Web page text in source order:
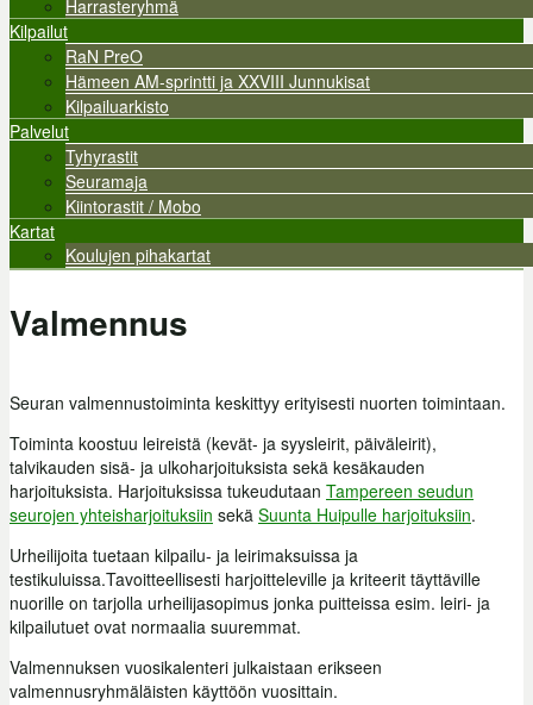
Harrasteryhmä
Kilpailut
RaN PreO
Hämeen AM-sprintti ja XXVIII Junnukisat
Kilpailuarkisto
Palvelut
Tyhyrastit
Seuramaja
Kiintorastit / Mobo
Kartat
Koulujen pihakartat
Valmennus
Seuran valmennustoiminta keskittyy erityisesti nuorten toimintaan.
Toiminta koostuu leireistä (kevät- ja syysleirit, päiväleirit),
talvikauden sisä- ja ulkoharjoituksista sekä kesäkauden
harjoituksista. Harjoituksissa tukeudutaan Tampereen seudun
seurojen yhteisharjoituksiin sekä Suunta Huipulle harjoituksiin.
Urheilijoita tuetaan kilpailu- ja leirimaksuissa ja
testikuluissa.Tavoitteellisesti harjoitteleville ja kriteerit täyttäville
nuorille on tarjolla urheilijasopimus jonka puitteissa esim. leiri- ja
kilpailutuet ovat normaalia suuremmat.
Valmennuksen vuosikalenteri julkaistaan erikseen
valmennusryhmäläisten käyttöön vuosittain.